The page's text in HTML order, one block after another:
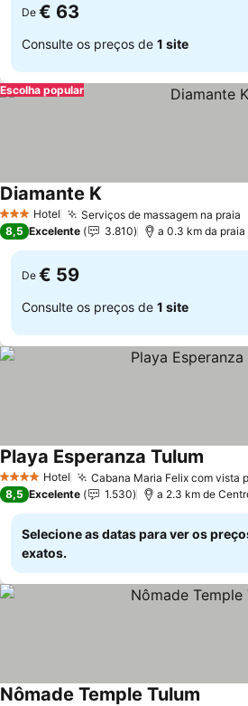
De € 63
Consulte os preços de 1 site
Escolha popular
3 EstrelasHotel Serviços de massagem na praia
Diamante KVer preços
8,5 Excelente 3.810 a 0.3 km da praia
De € 59
Consulte os preços de 1 site
4 EstrelasHotel Cabana Maria Felix com vista
Playa Esperanza Tulum
8,5 Excelente 1.530 a 2.3 km de
Selecione as datas para ver os
exatos.
Nômade Temple Tulum